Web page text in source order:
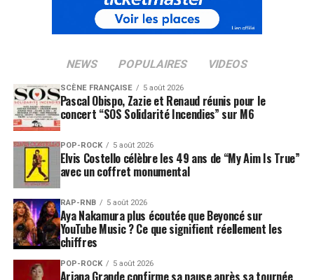
NEWS POPULAIRES VIDEOS
SCÈNE FRANÇAISE 5 août 2026
Pascal Obispo, Zazie et Renaud réunis pour le
concert “SOS Solidarité Incendies” sur M6
POP-ROCK 5 août 2026
Elvis Costello célèbre les 49 ans de “My Aim Is True”
avec un coffret monumental
RAP-RNB 5 août 2026
Aya Nakamura plus écoutée que Beyoncé sur
YouTube Music ? Ce que signifient réellement les
chiffres
POP-ROCK 5 août 2026
Ariana Grande confirme sa pause après sa tournée